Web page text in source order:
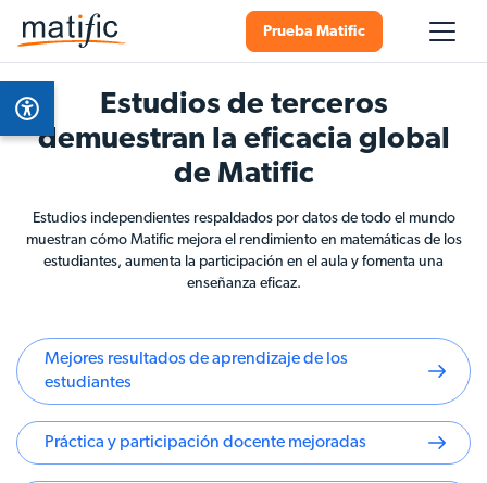
Prueba Matific
Estudios de terceros
demuestran la eficacia global
de Matific
Estudios independientes respaldados por datos de todo el mundo
muestran cómo Matific mejora el rendimiento en matemáticas de los
estudiantes, aumenta la participación en el aula y fomenta una
enseñanza eficaz.
Mejores resultados de aprendizaje de los
estudiantes
Práctica y participación docente mejoradas